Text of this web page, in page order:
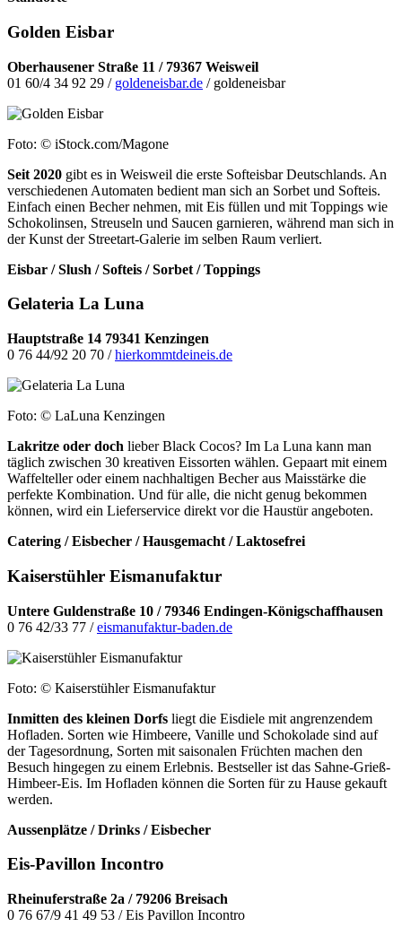
Golden Eisbar
Oberhausener Straße 11 / 79367 Weisweil
01 60/4 34 92 29 / goldeneisbar.de / goldeneisbar
Foto: © iStock.com/Magone
Seit 2020 gibt es in Weisweil die erste Softeisbar Deutschlands. An
verschiedenen Automaten bedient man sich an Sorbet und Softeis.
Einfach einen Becher nehmen, mit Eis füllen und mit Toppings wie
Schokolinsen, Streuseln und Saucen garnieren, während man sich in
der Kunst der Streetart-Galerie im selben Raum verliert.
Eisbar / Slush / Softeis / Sorbet / Toppings
Gelateria La Luna
Hauptstraße 14 79341 Kenzingen
0 76 44/92 20 70 /hierkommtdeineis.de
Foto: © LaLuna Kenzingen
Lakritze oder doch lieber Black Cocos? Im La Luna kann man
täglich zwischen 30 kreativen Eissorten wählen. Gepaart mit einem
Waffelteller oder einem nachhaltigen Becher aus Maisstärke die
perfekte Kombination. Und für alle, die nicht genug bekommen
können, wird ein Lieferservice direkt vor die Haustür angeboten.
Catering / Eisbecher / Hausgemacht / Laktosefrei
Kaiserstühler Eismanufaktur
Untere Guldenstraße 10 / 79346 Endingen-Königschaffhausen
0 76 42/33 77 /eismanufaktur-baden.de
Foto: © Kaiserstühler Eismanufaktur
Inmitten des kleinen Dorfs liegt die Eisdiele mit angrenzendem
Hofladen. Sorten wie Himbeere, Vanille und Schokolade sind auf
der Tagesordnung, Sorten mit saisonalen Früchten machen den
Besuch hingegen zu einem Erlebnis. Bestseller ist das Sahne-Grieß-
Himbeer-Eis. Im Hofladen können die Sorten für zu Hause gekauft
werden.
Aussenplätze / Drinks / Eisbecher
Eis-Pavillon Incontro
Rheinuferstraße 2a / 79206 Breisach
0 76 67/9 41 49 53 / Eis Pavillon Incontro